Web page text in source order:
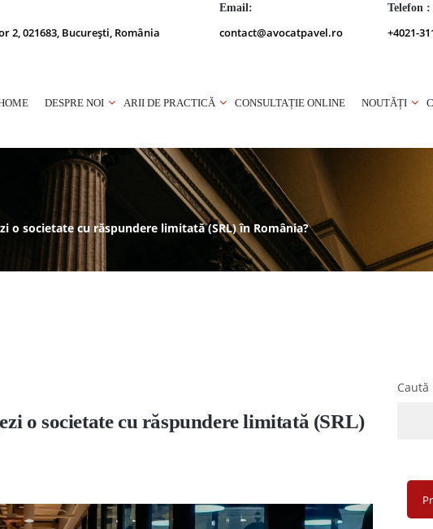
2, 021683, București, România
Email:
contact@avocatpavel.ro
Telefon :
+4021-
DESPRE NOI ARII DE PRACTICĂ CONSULTAȚIE ONLINE NOUTĂȚI
o societate cu răspundere limitată (SRL) în România?
o societate cu răspundere limitată (SRL)
Caută